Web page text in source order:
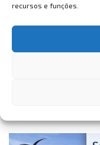
recursos e funções.